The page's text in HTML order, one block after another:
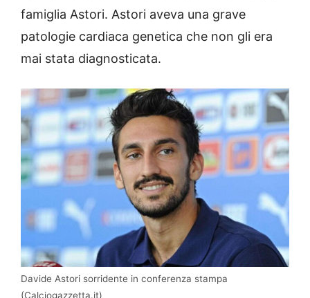
famiglia Astori. Astori aveva una grave
patologie cardiaca genetica che non gli era
mai stata diagnosticata.
Davide Astori sorridente in conferenza stampa
(Calciogazzetta.it)